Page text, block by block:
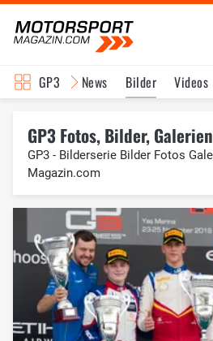
GP3 News Bilder Videos
GP3 Fotos, Bilder, Galerien
GP3 - Bilderserie Bilder Fotos
Magazin.com